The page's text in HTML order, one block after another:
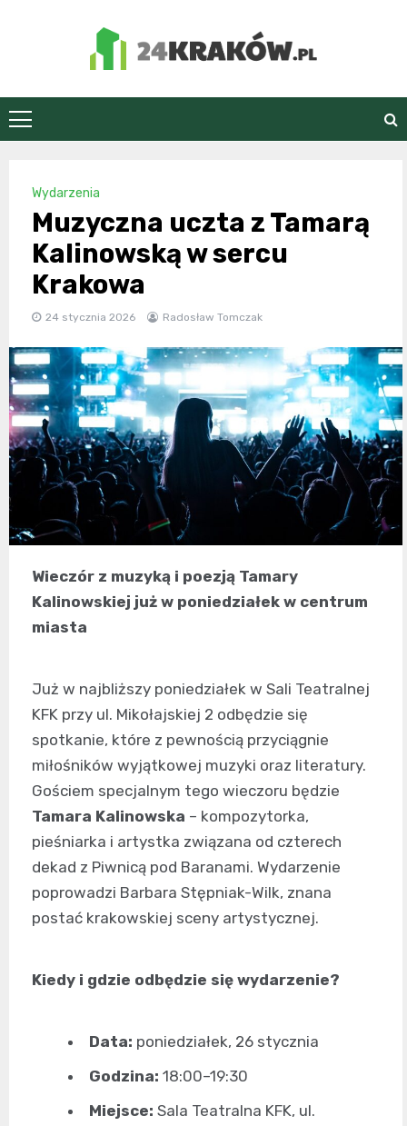
24Kraków.pl
Wydarzenia
Muzyczna uczta z Tamarą
Kalinowską w sercu
Krakowa
24 stycznia 2026 Radosław Tomczak
Wieczór z muzyką i poezją Tamary
Kalinowskiej już w poniedziałek w centrum
miasta
Już w najbliższy poniedziałek w Sali Teatralnej
KFK przy ul. Mikołajskiej 2 odbędzie się
spotkanie, które z pewnością przyciągnie
miłośników wyjątkowej muzyki oraz literatury.
Gościem specjalnym tego wieczoru będzie
Tamara Kalinowska – kompozytorka,
pieśniarka i artystka związana od czterech
dekad z Piwnicą pod Baranami. Wydarzenie
poprowadzi Barbara Stępniak-Wilk, znana
postać krakowskiej sceny artystycznej.
Kiedy i gdzie odbędzie się wydarzenie?
Data: poniedziałek, 26 stycznia
Godzina: 18:00–19:30
Miejsce: Sala Teatralna KFK, ul.